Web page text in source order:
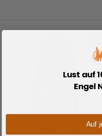
Engel Nutrition L-Carnitine 2000
Lust auf
Engel
Auf